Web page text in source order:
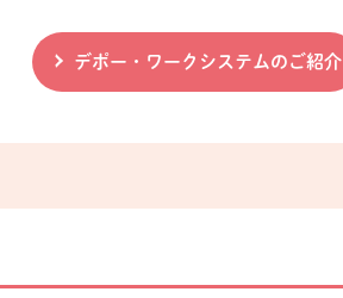
デポー・ワークシステムのご紹介